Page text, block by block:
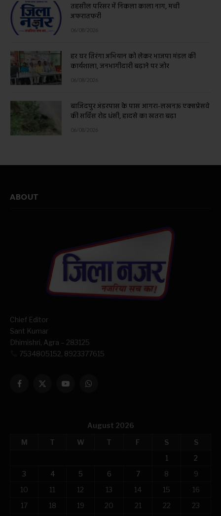
तहसील परिसर में निकला काला नाग, मची
अफरातफरी
06/08/2026
हर घर तिरंगा अभियान को लेकर भाजपा मंडल की
कार्यशाला, जनभागीदारी बढ़ाने पर जोर
06/08/2026
बाजिदपुर अंडरपास के पास आगरा-लखनऊ एक्सप्रेसवे
की सर्विस रोड धंसी, हादसे का खतरा बढ़ा
06/08/2026
ABOUT
Chief Editor
Sant Kumar
Dhimishri, Agra – 283125
7534805152, 8923377615
Facebook
X
YouTubeWhatsApp
August 2026
M
T W T F S
S
1
2
3
4 5 6 7 8
9
10
11 12 13 14 15
16
17
18 19 20 21 22 23